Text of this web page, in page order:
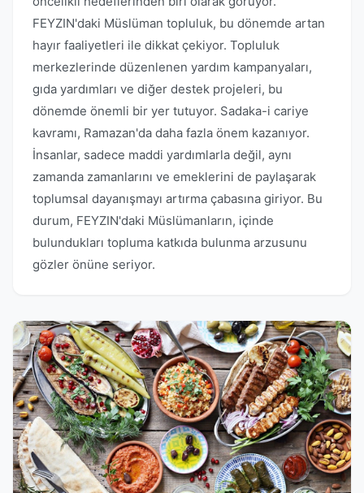
FEYZIN'daki Müslüman topluluk, bu dönemde artan
hayır faaliyetleri ile dikkat çekiyor. Topluluk
merkezlerinde düzenlenen yardım kampanyaları,
gıda yardımları ve diğer destek projeleri, bu
dönemde önemli bir yer tutuyor. Sadaka-i cariye
kavramı, Ramazan'da daha fazla önem kazanıyor.
İnsanlar, sadece maddi yardımlarla değil, aynı
zamanda zamanlarını ve emeklerini de paylaşarak
toplumsal dayanışmayı artırma çabasına giriyor. Bu
durum, FEYZIN'daki Müslümanların, içinde
bulundukları topluma katkıda bulunma arzusunu
gözler önüne seriyor.